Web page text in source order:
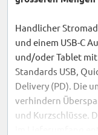
Handlicher
und einem USB-C
und/oder Tablet
Standards USB,
Delivery (PD). Die
verhindern
und Kurzschlüsse.